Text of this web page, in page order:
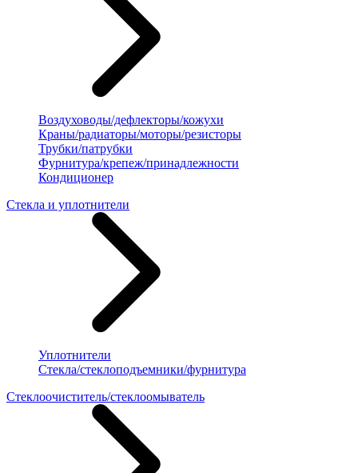
Воздуховоды/дефлекторы/кожухи
Краны/радиаторы/моторы/резисторы
Трубки/патрубки
Фурнитура/крепеж/принадлежности
Кондиционер
Стекла и уплотнители
Уплотнители
Стекла/стеклоподъемники/фурнитура
Стеклоочиститель/стеклоомыватель